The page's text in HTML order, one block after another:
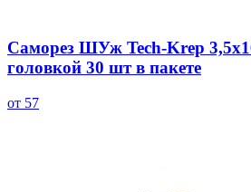
Саморез ШУж Tech-Krep
головкой 30 шт в пакете
от 57